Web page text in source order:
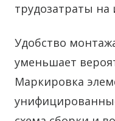
трудозатраты на
Удобство
уменьшает
Маркировка